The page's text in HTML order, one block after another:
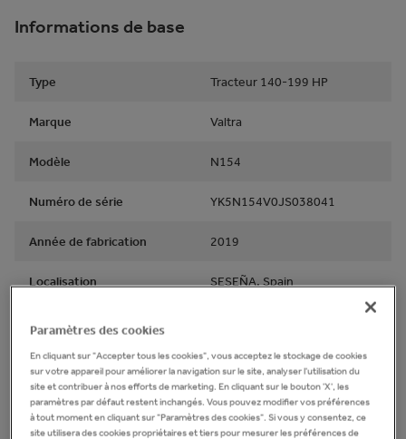
Informations de base
Type Tracteur 140-199 HP
Marque Valtra
Modèle N154
Numéro de série YK5N154V0JS038041
Année de fabrication 2019
Localisation SESEÑA, Spain
Électrique
Travail d’éclairage Oui
Les voyants
Oui
Paramètres des cookies
En cliquant sur "Accepter tous les cookies", vous acceptez le stockage de cookies
sur votre appareil pour améliorer la navigation sur le site, analyser l'utilisation du
site et contribuer à nos efforts de marketing. En cliquant sur le bouton 'X', les
paramètres par défaut restent inchangés. Vous pouvez modifier vos préférences
à tout moment en cliquant sur "Paramètres des cookies". Si vous y consentez, ce
site utilisera des cookies propriétaires et tiers pour mesurer les préférences de